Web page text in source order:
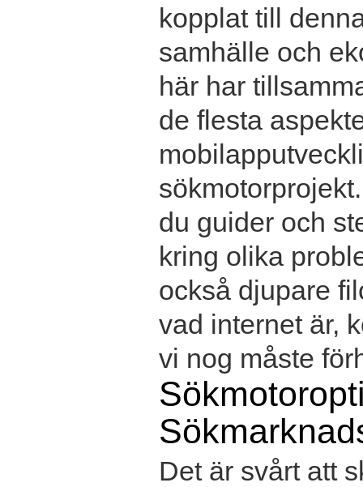
kopplat till
samhälle och
här har
de flesta
du guider och
kring olika
också djupare
vad internet är,
vi nog måste
Det är svårt att